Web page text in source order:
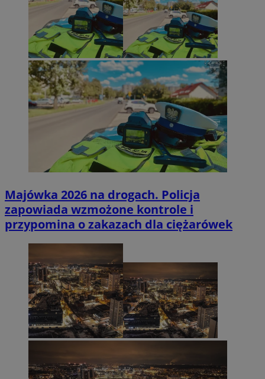
Majówka 2026 na drogach. Policja
zapowiada wzmożone kontrole i
przypomina o zakazach dla ciężarówek